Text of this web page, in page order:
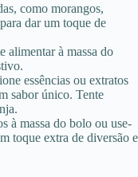
como morangos,
dar um toque de
alimentar à massa do
essências ou extratos
sabor único. Tente
à massa do bolo ou use-
toque extra de diversão e